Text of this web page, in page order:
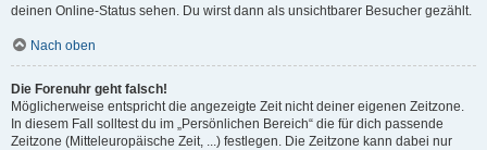
deinen Online-Status sehen. Du wirst dann als unsichtbarer Besucher gezählt.
Nach oben
Die Forenuhr geht falsch!
Möglicherweise entspricht die angezeigte Zeit nicht deiner eigenen Zeitzone.
In diesem Fall solltest du im „Persönlichen Bereich“ die für dich passende
Zeitzone (Mitteleuropäische Zeit, ...) festlegen. Die Zeitzone kann dabei nur